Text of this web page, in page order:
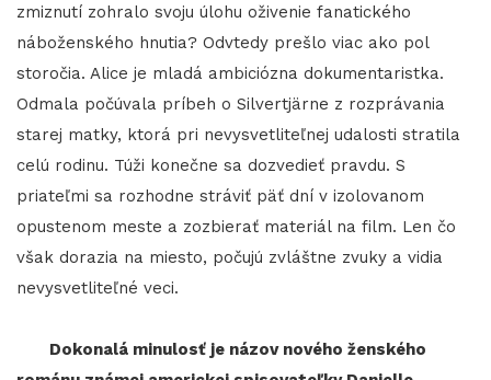
zmiznutí zohralo svoju úlohu oživenie fanatického
náboženského hnutia? Odvtedy prešlo viac ako pol
storočia. Alice je mladá ambiciózna dokumentaristka.
Odmala počúvala príbeh o Silvertjärne z rozprávania
starej matky, ktorá pri nevysvetliteľnej udalosti stratila
celú rodinu. Túži konečne sa dozvedieť pravdu. S
priateľmi sa rozhodne stráviť päť dní v izolovanom
opustenom meste a zozbierať materiál na film. Len čo
však dorazia na miesto, počujú zvláštne zvuky a vidia
nevysvetliteľné veci.
Dokonalá minulosť je názov nového ženského